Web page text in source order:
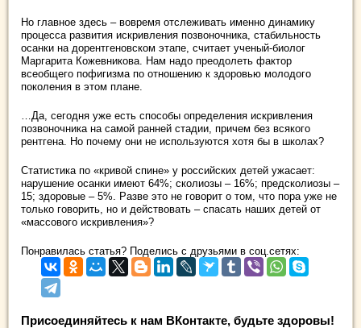
Но главное здесь – вовремя отслеживать именно динамику
процесса развития искривления позвоночника, стабильность
осанки на дорентгеновском этапе, считает ученый-биолог
Маргарита Кожевникова. Нам надо преодолеть фактор
всеобщего пофигизма по отношению к здоровью молодого
поколения в этом плане.
…Да, сегодня уже есть способы определения искривления
позвоночника на самой ранней стадии, причем без всякого
рентгена. Но почему они не используются хотя бы в школах?
Статистика по «кривой спине» у российских детей ужасает:
нарушение осанки имеют 64%; сколиозы – 16%; предсколиозы –
15; здоровые – 5%. Разве это не говорит о том, что пора уже не
только говорить, но и действовать – спасать наших детей от
«массового искривления»?
Понравилась статья? Поделись с друзьями в соц.сетях:
Присоединяйтесь к нам ВКонтакте, будьте здоровы!